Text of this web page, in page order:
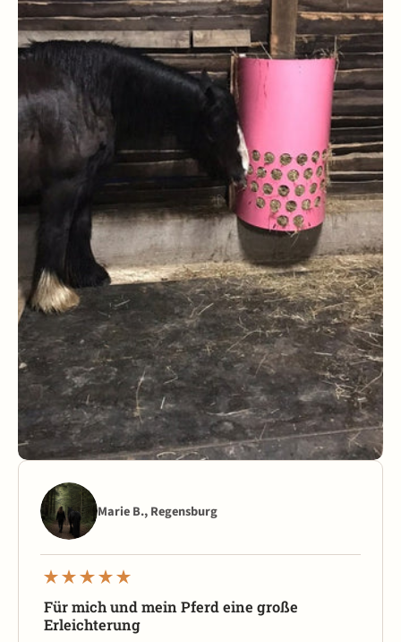
Marie B., Regensburg
Für mich und mein Pferd eine große
Erleichterung